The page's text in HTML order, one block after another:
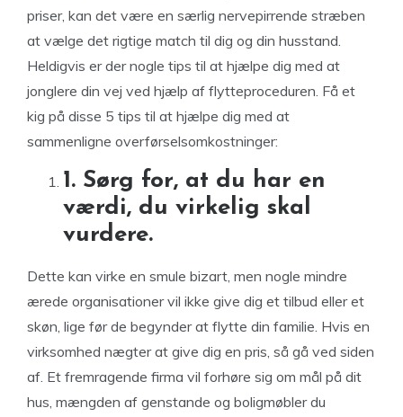
priser, kan det være en særlig nervepirrende stræben
at vælge det rigtige match til dig og din husstand.
Heldigvis er der nogle tips til at hjælpe dig med at
jonglere din vej ved hjælp af flytteproceduren. Få et
kig på disse 5 tips til at hjælpe dig med at
sammenligne overførselsomkostninger:
1. Sørg for, at du har en
værdi, du virkelig skal
vurdere.
Dette kan virke en smule bizart, men nogle mindre
ærede organisationer vil ikke give dig et tilbud eller et
skøn, lige før de begynder at flytte din familie. Hvis en
virksomhed nægter at give dig en pris, så gå ved siden
af. Et fremragende firma vil forhøre sig om mål på dit
hus, mængden af ​​genstande og boligmøbler du